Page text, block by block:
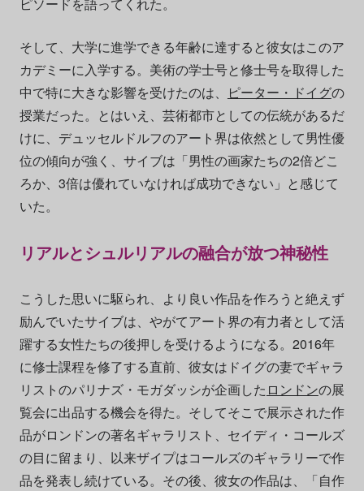
ピソードを語ってくれた。
そして、大学に進学できる年齢に達すると彼女はこのア
カデミーに入学する。美術の学士号と修士号を取得した
中で特に大きな影響を受けたのは、
ピーター・ドイグの
授業だった。とはいえ、芸術都市としての伝統があるだ
けに、デュッセルドルフのアート界は依然として男性優
位の傾向が強く、サイブは「男性の画家たちの2倍どこ
ろか、3倍は優れていなければ成功できない」と感じて
いた。
リアルとシュルリアルの融合が放つ神秘性
こうした思いに駆られ、より良い作品を作ろうと絶えず
励んでいたサイブは、やがてアート界の有力者として活
躍する女性たちの後押しを受けるようになる。2016年
に修士課程を修了する直前、彼女はドイグの妻でギャラ
リストのパリナズ・モガダッシが企画した ロンドンの展
覧会に出品する機会を得た。そしてそこで展示された作
品がロンドンの著名ギャラリスト、セイディ・コールズ
の目に留まり、以来ザイプはコールズのギャラリーで作
品を発表し続けている。その後、彼女の作品は、「自作